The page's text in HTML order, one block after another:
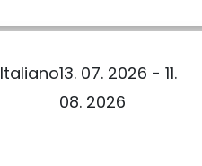
Italiano13. 07. 2026 - 11.
08. 2026